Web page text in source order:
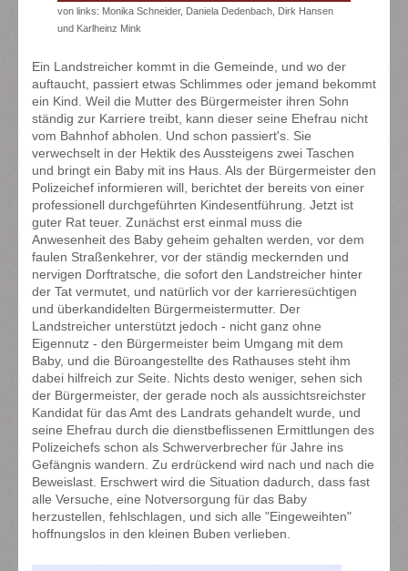
von links: Monika Schneider, Daniela Dedenbach, Dirk Hansen
und Karlheinz Mink
Ein Landstreicher kommt in die Gemeinde, und wo der
auftaucht, passiert etwas Schlimmes oder jemand bekommt
ein Kind. Weil die Mutter des Bürgermeister ihren Sohn
ständig zur Karriere treibt, kann dieser seine Ehefrau nicht
vom Bahnhof abholen. Und schon passiert's. Sie
verwechselt in der Hektik des Aussteigens zwei Taschen
und bringt ein Baby mit ins Haus. Als der Bürgermeister den
Polizeichef informieren will, berichtet der bereits von einer
professionell durchgeführten Kindesentführung. Jetzt ist
guter Rat teuer. Zunächst erst einmal muss die
Anwesenheit des Baby geheim gehalten werden, vor dem
faulen Straßenkehrer, vor der ständig meckernden und
nervigen Dorftratsche, die sofort den Landstreicher hinter
der Tat vermutet, und natürlich vor der karrieresüchtigen
und überkandidelten Bürgermeistermutter. Der
Landstreicher unterstützt jedoch - nicht ganz ohne
Eigennutz - den Bürgermeister beim Umgang mit dem
Baby, und die Büroangestellte des Rathauses steht ihm
dabei hilfreich zur Seite. Nichts desto weniger, sehen sich
der Bürgermeister, der gerade noch als aussichtsreichster
Kandidat für das Amt des Landrats gehandelt wurde, und
seine Ehefrau durch die dienstbeflissenen Ermittlungen des
Polizeichefs schon als Schwerverbrecher für Jahre ins
Gefängnis wandern. Zu erdrückend wird nach und nach die
Beweislast. Erschwert wird die Situation dadurch, dass fast
alle Versuche, eine Notversorgung für das Baby
herzustellen, fehlschlagen, und sich alle "Eingeweihten"
hoffnungslos in den kleinen Buben verlieben.